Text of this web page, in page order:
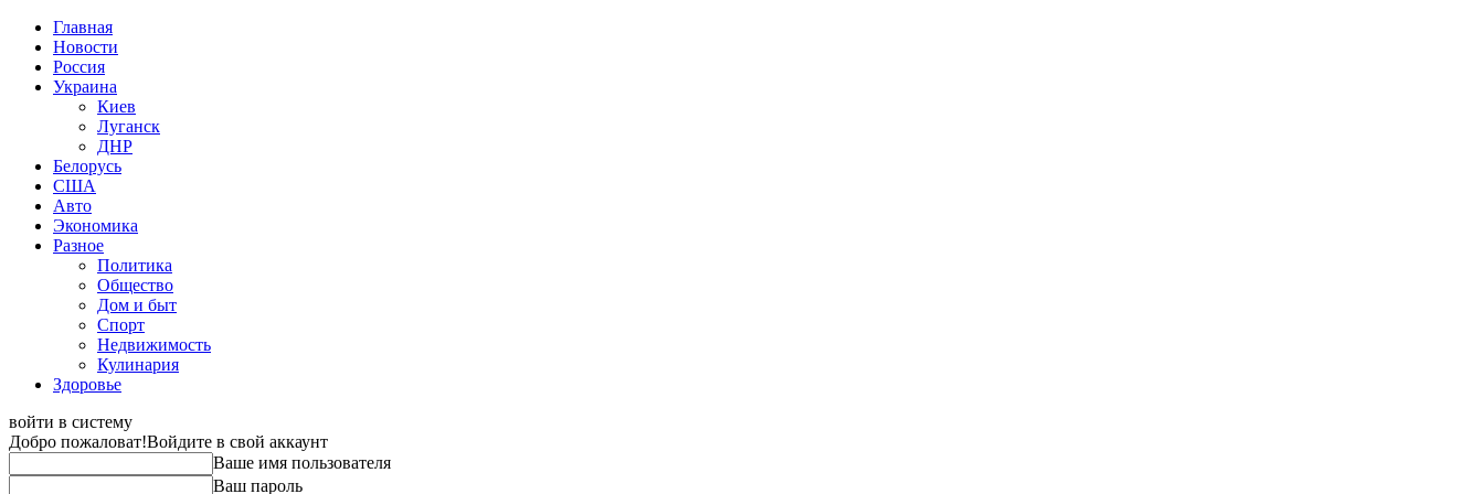
Главная
Новости
Россия
Украина
Киев
Луганск
ДНР
Белорусь
США
Авто
Экономика
Разное
Политика
Общество
Дом и быт
Спорт
Недвижимость
Кулинария
Здоровье
войти в систему
Добро пожаловат!Войдите в свой аккаунт
Ваше имя пользователя
Ваш пароль